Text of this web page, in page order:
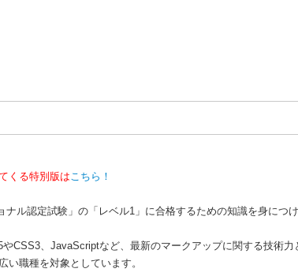
くる特別版はこちら！
ル認定試験」の「レベル1」に合格するための知識を身につけ
CSS3、JavaScriptなど、最新のマークアップに関する技術力
い職種を対象としています。